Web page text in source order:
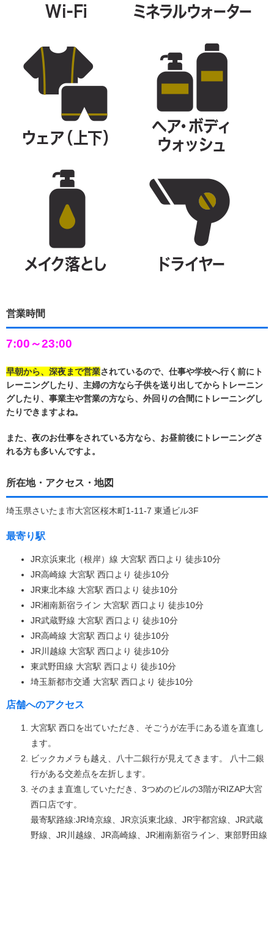
営業時間
7:00～23:00
早朝から、深夜まで営業されているので、仕事や学校へ行く前にト
レーニングしたり、主婦の方なら子供を送り出してからトレーニン
グしたり、事業主や営業の方なら、外回りの合間にトレーニングし
たりできますよね。
また、夜のお仕事をされている方なら、お昼前後にトレーニングさ
れる方も多いんですよ。
所在地・アクセス・地図
埼玉県さいたま市大宮区桜木町1-11-7 東通ビル3F
最寄り駅
JR京浜東北（根岸）線 大宮駅 西口より 徒歩10分
JR高崎線 大宮駅 西口より 徒歩10分
JR東北本線 大宮駅 西口より 徒歩10分
JR湘南新宿ライン 大宮駅 西口より 徒歩10分
JR武蔵野線 大宮駅 西口より 徒歩10分
JR高崎線 大宮駅 西口より 徒歩10分
JR川越線 大宮駅 西口より 徒歩10分
東武野田線 大宮駅 西口より 徒歩10分
埼玉新都市交通 大宮駅 西口より 徒歩10分
店舗へのアクセス
大宮駅 西口を出ていただき、そごうが左手にある道を直進し
ます。
ビックカメラも越え、八十二銀行が見えてきます。 八十二銀
行がある交差点を左折します。
そのまま直進していただき、3つめのビルの3階がRIZAP大宮
西口店です。
最寄駅路線:JR埼京線、JR京浜東北線、JR宇都宮線、JR武蔵
野線、JR川越線、JR高崎線、JR湘南新宿ライン、東部野田線